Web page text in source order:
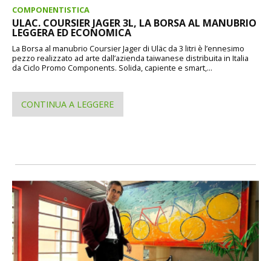
COMPONENTISTICA
ULAC. COURSIER JAGER 3L, LA BORSA AL MANUBRIO
LEGGERA ED ECONOMICA
La Borsa al manubrio Coursier Jager di Uläc da 3 litri è l’ennesimo
pezzo realizzato ad arte dall’azienda taiwanese distribuita in Italia
da Ciclo Promo Components. Solida, capiente e smart,...
CONTINUA A LEGGERE